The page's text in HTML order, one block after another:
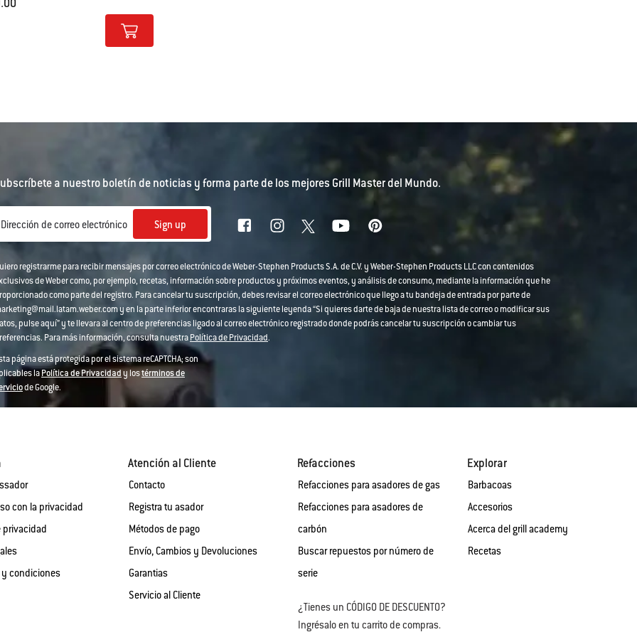
a nuestro boletín de noticias y forma parte de los mejores Grill Master del Mundo.
Dirección de correo electrónico Sign up
registrarme para recibir mensajes por correo electrónico de Weber-Stephen Products S.A. de C.V. y Weber-Stephen Products LLC con contenidos
de Weber como, por ejemplo, recetas, información sobre productos y próximos eventos, y análisis de consumo, mediante la información que he
como parte del registro. Para cancelar tu suscripción, debes revisar el correo electrónico que llego a tu bandeja de entrada por parte de
y en la parte inferior encontraras la siguiente leyenda “Si quieres darte de baja de nuestra lista de correo o modificar sus
pulse aquí” y te llevara al centro de preferencias ligado al correo electrónico registrado donde podrás cancelar tu suscripción o cambiar tus
Para más información, consulta nuestraPolítica de Privacidad.
página está protegida por el sistema reCAPTCHA; son
laPolítica de Privacidady lostérminos de
de Google.
con la privacidad
privacidad
y condiciones
Atención al Cliente
Contacto
Registra tu asador
Métodos de pago
Envío, Cambios y Devoluciones
Garantias
Servicio al Cliente
Refacciones
Refacciones para asadores de gas
Refacciones para asadores de
carbón
Buscar repuestos por número de
serie
¿Tienes un CÓDIGO DE DESCUENTO?
Ingrésalo en tu carrito de compras.
Explorar
Barbacoas
Accesorios
Acerca del grill academy
Recetas